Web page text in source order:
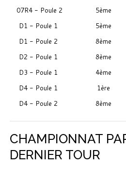
07R4 - Poule 2
5ème
D1 - Poule 1
5ème
D1 - Poule 2
8ème
D2 - Poule 1
8ème
D3 - Poule 1
4ème
D4 - Poule 1
1ère
D4 - Poule 2
8ème
CHAMPIONNAT
DERNIER TOUR